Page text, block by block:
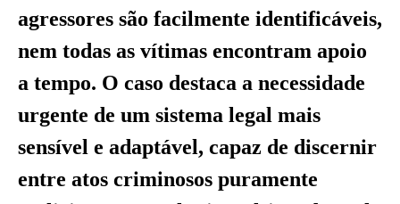
agressores são facilmente identificáveis,
nem todas as vítimas encontram apoio
a tempo. O caso destaca a necessidade
urgente de um sistema legal mais
sensível e adaptável, capaz de discernir
entre atos criminosos puramente